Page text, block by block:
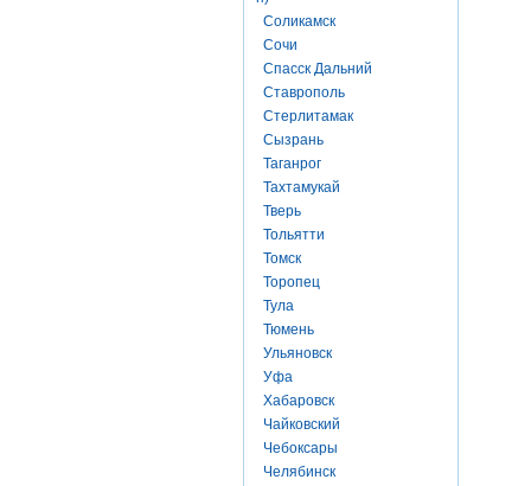
Соликамск
Сочи
Спасск Дальний
Ставрополь
Стерлитамак
Сызрань
Таганрог
Тахтамукай
Тверь
Тольятти
Томск
Торопец
Тула
Тюмень
Ульяновск
Уфа
Хабаровск
Чайковский
Чебоксары
Челябинск